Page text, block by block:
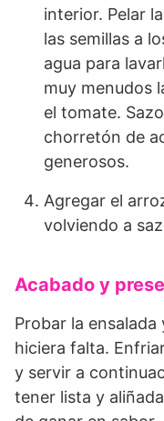
interior. Pelar
las semillas a
agua para
muy menudos
el tomate.
chorretón de
generosos.
Agregar el
volviendo a
Acabado y
Probar la
hiciera falta.
y servir a
tener lista y